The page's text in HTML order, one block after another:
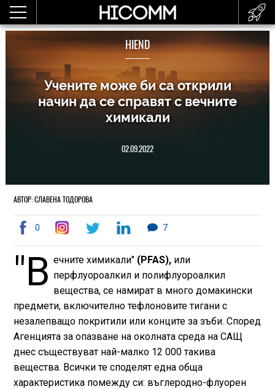
HIEND
Учените може би са открили
начин да се справят с вечните
химикали
02.09.2022
АВТОР: СЛАВЕНА ТОДОРОВА
0 7
"В ечните химикали" (PFAS), или
перфлуороалкил и полифлуороалкил
вещества, се намират в много домакински
предмети, включително тефлоновите тигани с
незалепващо покритили или конците за зъби. Според
Агенцията за опазване на околната среда на САЩ
днес съществуват най-малко 12 000 такива
вещества. Всички те споделят една обща
характеристика помежду си: въглеродно-флуорен